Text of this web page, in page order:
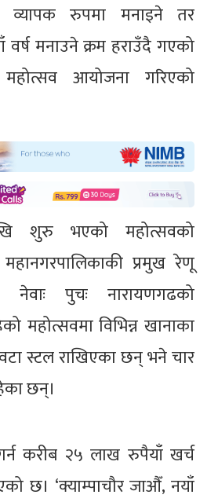
व्यापक रुपमा मनाइने तर
वर्ष मनाउने क्रम हराउँदै गएको
महोत्सव आयोजना गरिएको
शुरु भएको महोत्सवको
प्रमुख रेणू
नेवाः पुचः नारायणगढको
महोत्सवमा विभिन्न खानाका
स्टल राखिएका छन् भने चार
छन्।
करीब २५ लाख रुपैयाँ खर्च
छ। ‘क्याम्पाचौर जाऔँ, नयाँ